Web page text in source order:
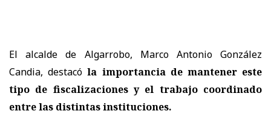
El alcalde de Algarrobo, Marco Antonio González
Candia, destacó la importancia de mantener este
tipo de fiscalizaciones y el trabajo coordinado
entre las distintas instituciones.